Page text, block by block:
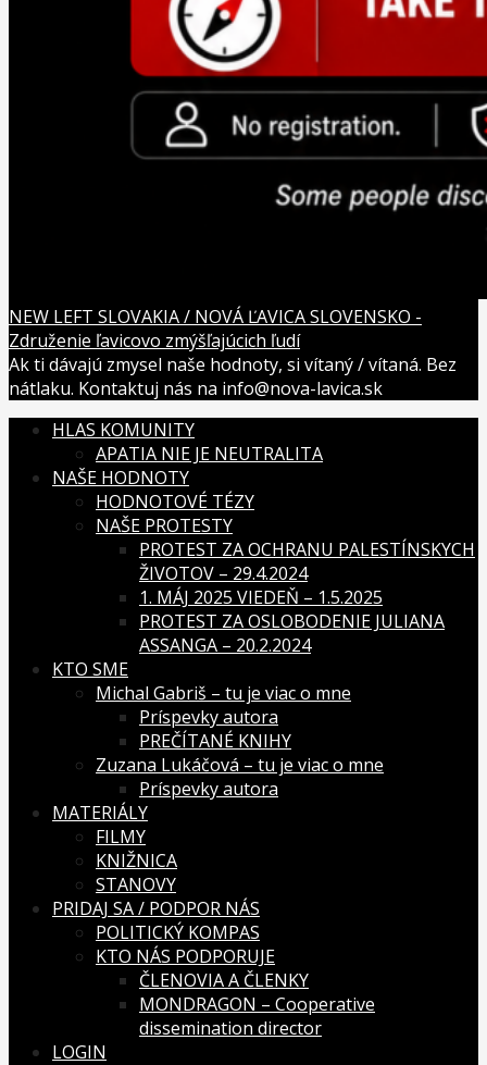
NEW LEFT SLOVAKIA / NOVÁ ĽAVICA SLOVENSKO -
Združenie ľavicovo zmýšľajúcich ľudí
Ak ti dávajú zmysel naše hodnoty, si vítaný / vítaná. Bez
nátlaku. Kontaktuj nás na info@nova-lavica.sk
HLAS KOMUNITY
APATIA NIE JE NEUTRALITA
NAŠE HODNOTY
HODNOTOVÉ TÉZY
NAŠE PROTESTY
PROTEST ZA OCHRANU PALESTÍNSKYCH
ŽIVOTOV – 29.4.2024
1. MÁJ 2025 VIEDEŇ – 1.5.2025
PROTEST ZA OSLOBODENIE JULIANA
ASSANGA – 20.2.2024
KTO SME
Michal Gabriš – tu je viac o mne
Príspevky autora
PREČÍTANÉ KNIHY
Zuzana Lukáčová – tu je viac o mne
Príspevky autora
MATERIÁLY
FILMY
KNIŽNICA
STANOVY
PRIDAJ SA / PODPOR NÁS
POLITICKÝ KOMPAS
KTO NÁS PODPORUJE
ČLENOVIA A ČLENKY
MONDRAGON – Cooperative
dissemination director
LOGIN